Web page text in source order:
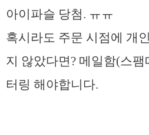
아이파슬 당첨. ㅠㅠ
혹시라도 주문 시점에 개
지 않았다면? 메일함(스
터링 해야합니다.